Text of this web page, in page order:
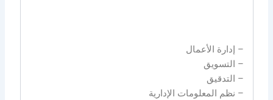
– إدارة الأعمال
– التسويق
– التدقيق
– نظم المعلومات الإدارية